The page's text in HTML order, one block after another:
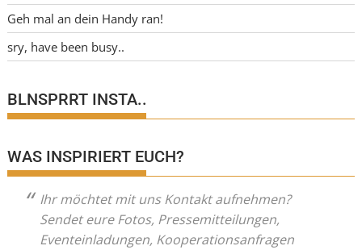
Geh mal an dein Handy ran!
sry, have been busy..
BLNSPRRT INSTA..
WAS INSPIRIERT EUCH?
Ihr möchtet mit uns Kontakt aufnehmen?
Sendet eure Fotos, Pressemitteilungen,
Eventeinladungen, Kooperationsanfragen